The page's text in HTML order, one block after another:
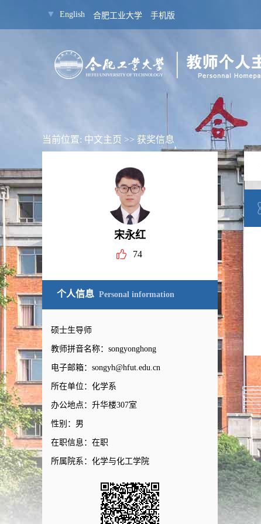
▼ English 合肥工业大学 手机版
当前位置: 中文主页 >> 获奖信息
宋永红
74
个人信息 Personal information
硕士生导师
教师拼音名称：songyonghong
电子邮箱： songyh@hfut.edu.cn
所在单位：化学系
办公地点：升华楼307室
性别：男
在职信息：在职
所属院系：化学与化工学院